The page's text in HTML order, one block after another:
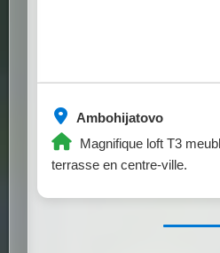
Ambohijatovo
Magnifique loft T3
terrasse en centre-ville.